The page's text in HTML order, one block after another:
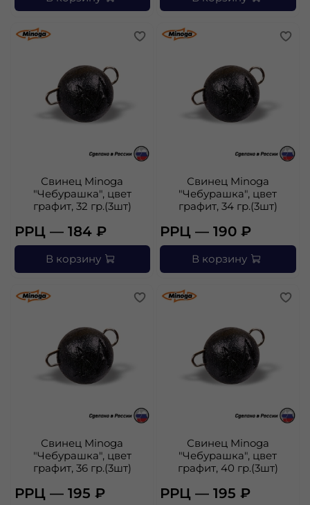
Свинец Minoga
"Чебурашка", цвет
графит, 32 гр.(3шт)
РРЦ — 184 ₽
В корзину
Свинец Minoga
"Чебурашка", цвет
графит, 34 гр.(3шт)
РРЦ — 190 ₽
В корзину
Свинец Minoga
"Чебурашка", цвет
графит, 36 гр.(3шт)
РРЦ — 195 ₽
Свинец Minoga
"Чебурашка", цвет
графит, 40 гр.(3шт)
РРЦ — 195 ₽